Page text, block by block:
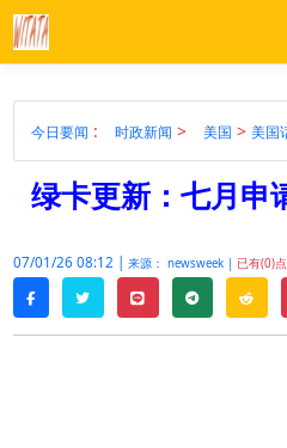
今日要闻 : 时政新闻 > 美国 > 美国
绿卡更新：七月申
07/01/26 08:12 | 来源： newsweek | 已有(0)
facebooktwitterline telegram